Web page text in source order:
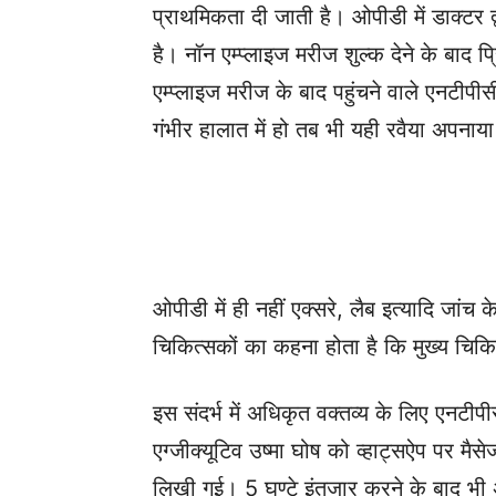
प्राथमिकता दी जाती है। ओपीडी में
है। नॉन एम्प्लाइज मरीज शुल्क देने के
एम्प्लाइज मरीज के बाद पहुंचने वाले
गंभीर हालात में हो तब भी यही रवैया
ओपीडी में ही नहीं एक्सरे, लैब इत्यादि जांच
चिकित्सकों का कहना होता है कि मुख्य
इस संदर्भ में अधिकृत वक्तव्य के लिए
एग्जीक्यूटिव उष्मा घोष को व्हाट्सऐप पर
लिखी गई। 5 घण्टे इंतजार करने के बाद भी